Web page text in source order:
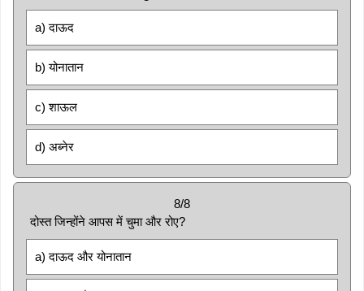
a) दाऊद
b) योनातान
c) शाऊल
d) अब्नेर
8/8
दोस्त जिन्होंने आपस में चुमा और रोए?
a) दाऊद और योनातान